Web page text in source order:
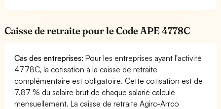
Caisse de retraite pour le Code APE 4778C
Cas des entreprises: Pour les entreprises ayant l'activité
4778C, la cotisation à la caisse de retraite
complémentaire est obligatoire. Cette cotisation est de
7.87 % du salaire brut de chaque salarié calculé
mensuellement. La caisse de retraite Agirc-Arrco